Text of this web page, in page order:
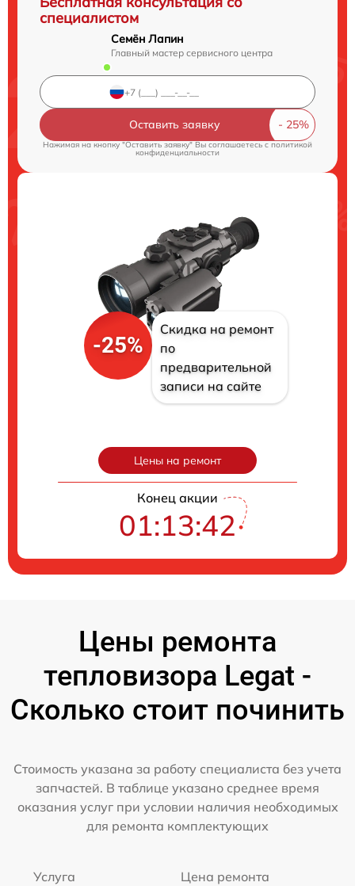
специалистом
Семён Лапин
Главный мастер сервисного центра
Оставить заявку
Нажимая на кнопку "Оставить заявку" Вы соглашаетесь c политикой
конфиденциальности
-25%
Скидка на ремонт
по
предварительной
записи на сайте
Цены на ремонт
Конец акции
01:13:41
Цены ремонта
тепловизора Legat -
Сколько стоит починить
Стоимость указана за работу специалиста без учета
запчастей. В таблице указано среднее время
оказания услуг при условии наличия необходимых
для ремонта комплектующих
Услуга Цена ремонта